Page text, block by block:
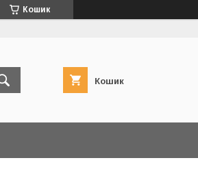
Кошик
Кошик